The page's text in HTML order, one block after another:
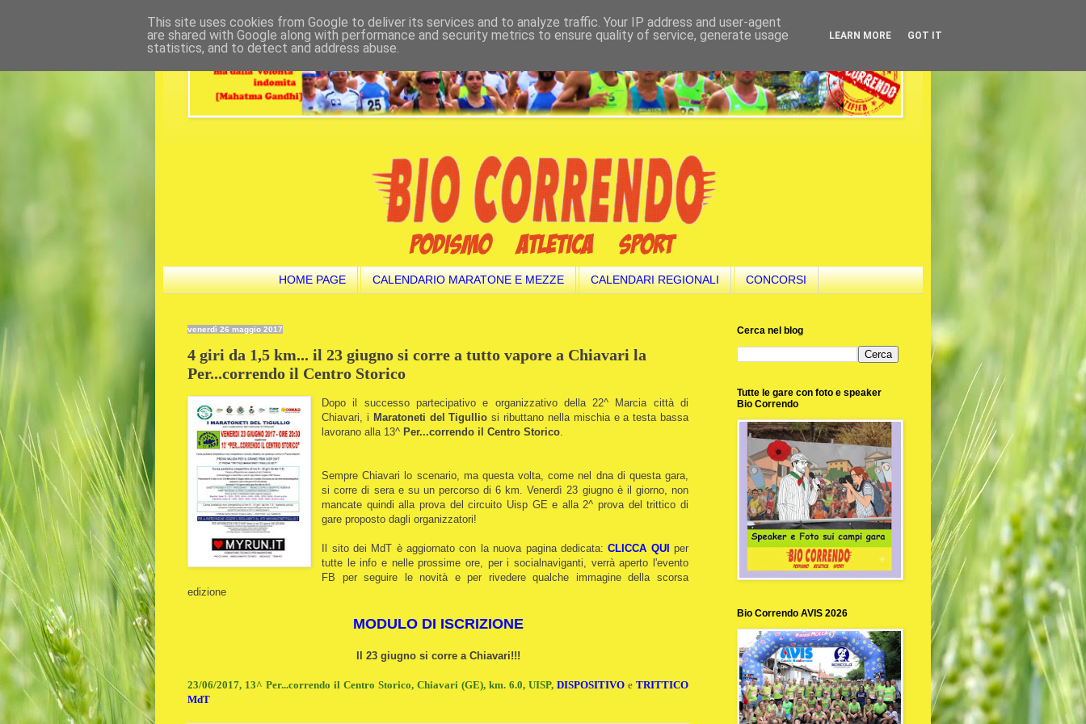
HOME PAGE CALENDARIO MARATONE E MEZZE CALENDARI REGIONALI CONCORSI
venerdì 26 maggio 2017
4 giri da 1,5 km... il 23 giugno si corre a tutto vapore a Chiavari la
Per...correndo il Centro Storico
Dopo il successo partecipativo e organizzativo della 22^ Marcia città di
Chiavari, i Maratoneti del Tigullio si ributtano nella mischia e a testa bassa
lavorano alla 13^ Per...correndo il Centro Storico
Sempre Chiavari lo scenario, ma questa volta, come nel dna di questa gara,
si corre di sera e su un percorso di 6 km. Venerdì 23 giugno è il giorno, non
mancate quindi alla prova del circuito Uisp GE e alla 2^ prova del trittico di
gare proposto dagli organizzatori!
Il sito dei MdT è aggiornato con la nuova pagina dedicata:CLICCA QUI
per
tutte le info e nelle prossime ore, per i socialnaviganti, verrà aperto l'evento
FB per seguire le novità e per rivedere qualche immagine della scorsa
edizione
MODULO DI ISCRIZIONE
Il 23 giugno si corre a Chiavari!!!
23/06/2017, 13^ Per...correndo il Centro Storico, Chiavari (GE), km. 6.0, UISP, DISPOSITIVO e TRITTICO
MdT
Cerca nel blog
Tutte le gare con foto e speaker
Bio Correndo
Bio Correndo AVIS 2026
This site uses cookies from Google to deliver its services and to analyze traffic. Your IP address and user-agent
are shared with Google along with performance and security metrics to ensure quality of service, generate usage
statistics, and to detect and address abuse.
LEARN MORE GOT IT